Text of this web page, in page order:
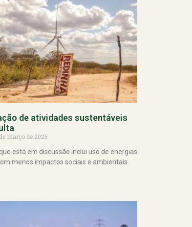
de atividades sustentáveis
março de 2025
está em discussão inclui uso de energias
menos impactos sociais e ambientais.